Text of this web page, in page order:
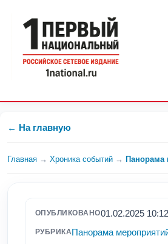
← На главную
Главная → Хроника событий → Панорама
ОПУБЛИКОВАНО01.02.2025 10:12
РУБРИКАПанорама